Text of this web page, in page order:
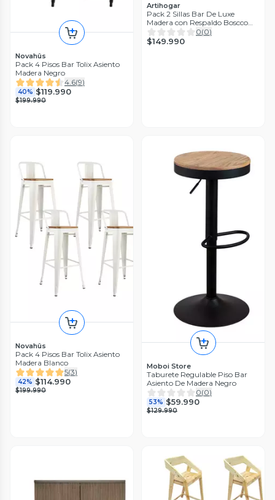
Novahûs
Pack 4 Pisos Bar Tolix Asiento
Madera Negro
4.6(9)
40% $119.990
$199.990
Artihogar
Pack 2 Sillas Bar De Luxe
Madera con Respaldo Boscco
Negro/Negro 0(0)
$149.990
Novahûs
Pack 4 Pisos Bar Tolix Asiento
Madera Blanco
5(3)
42% $114.990
$199.990
Moboi Store
Taburete Regulable Piso Bar
Asiento De Madera Negro
0(0)
53% $59.990
$129.990